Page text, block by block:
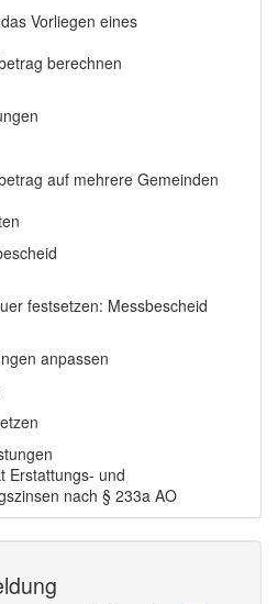
Vorliegen eines
berechnen
auf mehrere Gemeinden
festsetzen: Messbescheid
anpassen
Erstattungs- und
nach § 233a AO